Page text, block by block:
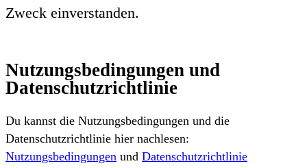
Zweck einverstanden.
Nutzungsbedingungen und
Datenschutzrichtlinie
Du kannst die Nutzungsbedingungen und die
Datenschutzrichtlinie hier nachlesen:
Nutzungsbedingungen und Datenschutzrichtlinie